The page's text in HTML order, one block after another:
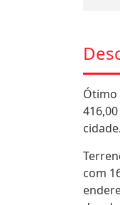
Ótimo
cidade.
com